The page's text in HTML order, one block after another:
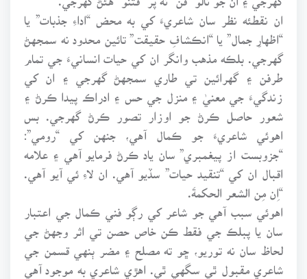
ان نقطئه نظر سان شاعريءَ کي به محض “اداءِ جذبات” يا
“اظهارِ جمال” يا “انڪشافِ حقيقت” تائين محدود نه سمجهڻ
گهرجي. بلڪه مذهب وانگر ان کي حيات انسانيءَ جي تمام
طرفن ۽ گهرائين تي طاري سمجهڻ گهرجي ۽ ان کي
زندگيءَ جي معنيٰ ۽ منزل جي حس ۽ ادراڪ پيدا ڪرڻ ۽
شعور حاصل ڪرڻ جو اوزار تصور ڪرڻ گهرجي. بس
اهوئي شاعريءَ جو ڪمال آهي، جنهن کي “رومي”:
“جزوبست از پيغمبري” سان ياد ڪرڻ فرمايو آهي ۽ علامه
اقبال ان کي “تنقيد حيات” سڏيو آهي. ان لاءِ ئي آيو آهي.
“اِن مِن الشعر الحکمةَ.
اهوئي سبب آهي جو شاعر کي رڳو فني ڪمال جي اعتبار
سان يا پبلڪ جي فقط ڪن خاص حصن تي اثر وجهڻ جي
لحاظ سان نه توريو، ڇو ته مصلح ۽ مضر ٻنهي قسمن جي
شاعري مقبول ٿي سگهي ٿي. اهڙي شاعري به موجود آهي